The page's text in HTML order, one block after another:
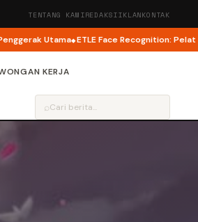
TENTANG KAMIREDAKSIIKLANKONTAK
Utama ETLE Face Recognition: Pelat
KERJA
⌕